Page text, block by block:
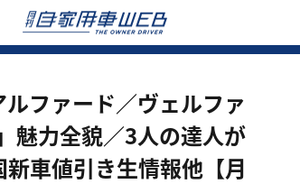
ファード／ヴェルファ
魅力全貌／3人の達人が
車値引き生情報他【月